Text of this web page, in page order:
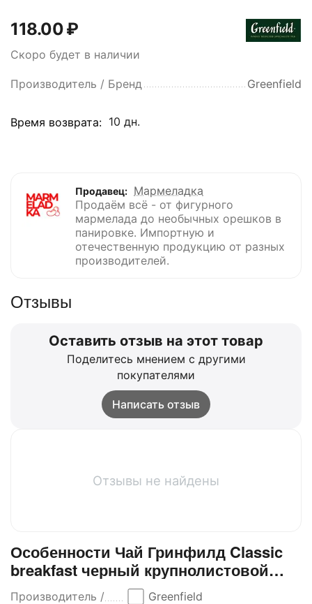
118.00₽
Скоро будет в наличии
Производитель / Бренд Greenfield
Время возврата: 10 дн.
Продавец: Мармеладка
Продаём всё - от фигурного
мармелада до необычных орешков в
панировке. Импортную и
отечественную продукцию от разных
производителей.
Отзывы
Оставить отзыв на этот товар
Поделитесь мнением с другими
покупателями
Написать отзыв
Отзывы не найдены
Особенности Чай Гринфилд Classic
breakfast черный крупнолистовой
100гр
Производитель /
Greenfield